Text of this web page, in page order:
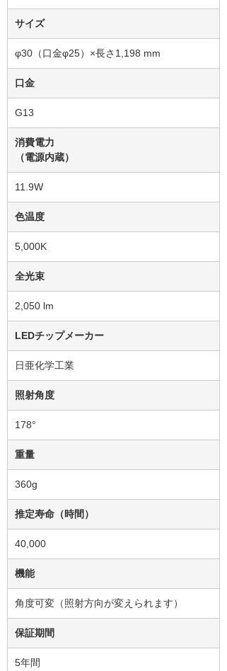
サイズ
φ30（口金φ25）×長さ1,198 mm
口金
G13
消費電力
（電源内蔵）
11.9W
色温度
5,000K
全光束
2,050 lm
LEDチップメーカー
日亜化学工業
照射角度
178°
重量
360g
推定寿命（時間）
40,000
機能
角度可変（照射方向が変えられます）
保証期間
5年間